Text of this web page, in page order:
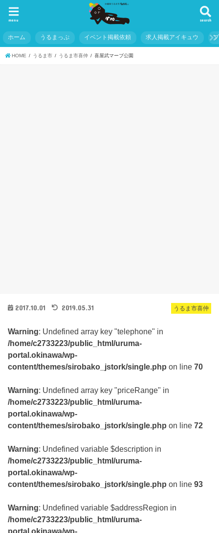
search
menu
ホーム うるまっぷ イベント掲載依頼 求人掲載アイキュウ
HOME うるま市 うるま市喜仲 喜屋武マーブ公園
うるま市喜仲
2017.10.01 2019.05.31
Warning: Undefined array key "telephone" in
/home/c2733223/public_html/uruma-
portal.okinawa/wp-
content/themes/sirobako_jstork/single.php on line70
Warning: Undefined array key "priceRange" in
/home/c2733223/public_html/uruma-
portal.okinawa/wp-
content/themes/sirobako_jstork/single.php on line72
Warning: Undefined variable $description in
/home/c2733223/public_html/uruma-
portal.okinawa/wp-
content/themes/sirobako_jstork/single.php on line93
Warning: Undefined variable $addressRegion in
/home/c2733223/public_html/uruma-
portal.okinawa/wp-